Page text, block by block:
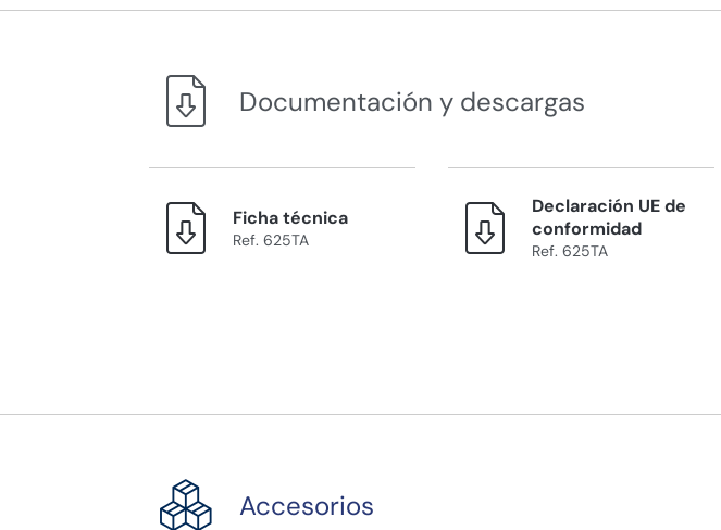
Documentación y descargas
Ficha técnica
Ref. 625TA
Declaración UE de
conformidad
Ref. 625TA
Accesorios